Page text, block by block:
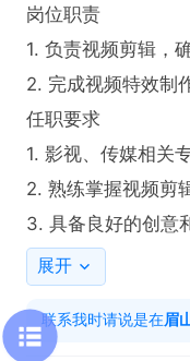
岗位职责
1. 负责视频剪辑，
2. 完成视频特效制
任职要求
1. 影视、传媒相关
2. 熟练掌握视频剪
3. 具备良好的创意
展开
联系我时请说是在眉